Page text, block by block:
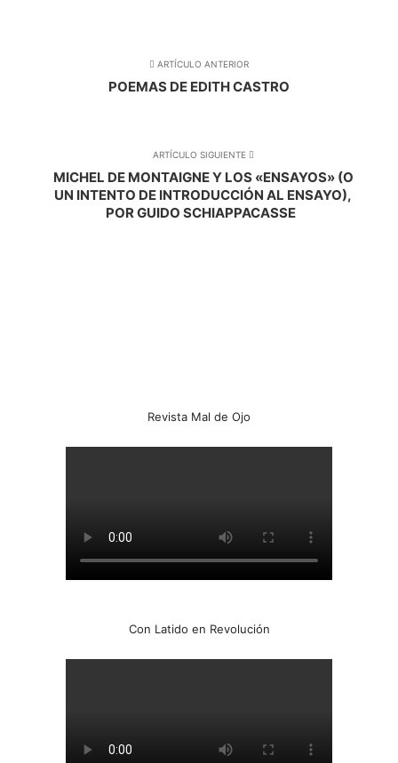
ARTÍCULO ANTERIOR
POEMAS DE EDITH CASTRO
ARTÍCULO SIGUIENTE
MICHEL DE MONTAIGNE Y LOS «ENSAYOS» (O
UN INTENTO DE INTRODUCCIÓN AL ENSAYO),
POR GUIDO SCHIAPPACASSE
Revista Mal de Ojo
Con Latido en Revolución